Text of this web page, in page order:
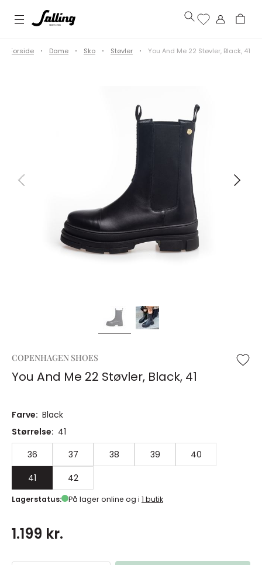
Forside Dame Sko Støvler You And Me 22 Støvler, Black, 41
COPENHAGEN SHOES
You And Me 22 Støvler, Black, 41
Farve: Black
Størrelse: 41
36
37 38 39
40
41
42
Lagerstatus: På lager online og i 1 butik
1.199 kr.